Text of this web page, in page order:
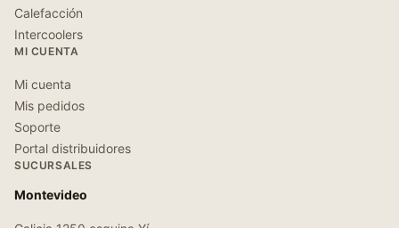
Calefacción
Intercoolers
MI CUENTA
Mi cuenta
Mis pedidos
Soporte
Portal distribuidores
SUCURSALES
Montevideo